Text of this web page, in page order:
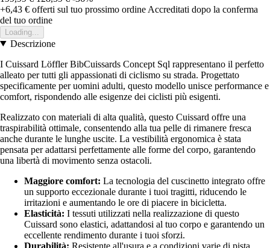
+6,43 € offerti sul tuo prossimo ordine Accreditati dopo la conferma
del tuo ordine
Loading...
Descrizione
I Cuissard Löffler BibCuissards Concept Sql rappresentano il perfetto
alleato per tutti gli appassionati di ciclismo su strada. Progettato
specificamente per uomini adulti, questo modello unisce performance e
comfort, rispondendo alle esigenze dei ciclisti più esigenti.
Realizzato con materiali di alta qualità, questo Cuissard offre una
traspirabilità ottimale, consentendo alla tua pelle di rimanere fresca
anche durante le lunghe uscite. La vestibilità ergonomica è stata
pensata per adattarsi perfettamente alle forme del corpo, garantendo
una libertà di movimento senza ostacoli.
Maggiore comfort: La tecnologia del cuscinetto integrato offre
un supporto eccezionale durante i tuoi tragitti, riducendo le
irritazioni e aumentando le ore di piacere in bicicletta.
Elasticità: I tessuti utilizzati nella realizzazione di questo
Cuissard sono elastici, adattandosi al tuo corpo e garantendo un
eccellente rendimento durante i tuoi sforzi.
Durabilità: Resistente all'usura e a condizioni varie di pista,